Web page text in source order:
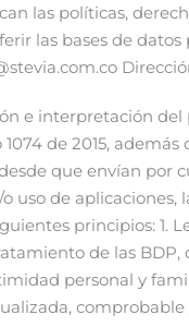
las políticas,
las bases de datos
la información, quienes informarán de tales eventos al Oficial de bases de datos. 5. El envío, cesión y/o transferencia de las BDP, estará limitado única y exclusivamente a aquellos datos personales, para los cuales se cuente con autorización de ser transferidos a terceros y siempre que sea dentro de los límites de la finalidad, necesidad y pertinencia para la cual fueron creados. 6. Se establecerán en Colombia como canales mínimos de información comunicación mínima a favor de los titulares de los datos personales: (i) dirección física y (ii) correo electrónico, para que aquellos puedan consultar, rectificar y/o revocar la autorización respecto del uso de sus datos personales. 7. La información sujeta a Tratamiento se deberá manejar con las medidas técnicas, humanas y administrativas que sean necesarias para otorgar seguridad a los registros evitando su adulteración, pérdida, consulta, uso o acceso no autorizado o fraudulento. 8. Todas las personas que intervengan en el Tratamiento de datos personales, están obligadas a garantizar la reserva de la información, inclusive después de finalizada su relación. Derechos de los Titulares Serán derechos de los Titulares de los datos personales: 1) Conocer, acceder, actualizar, revocar, suprimir, ejercer Habeas Data, y rectificar